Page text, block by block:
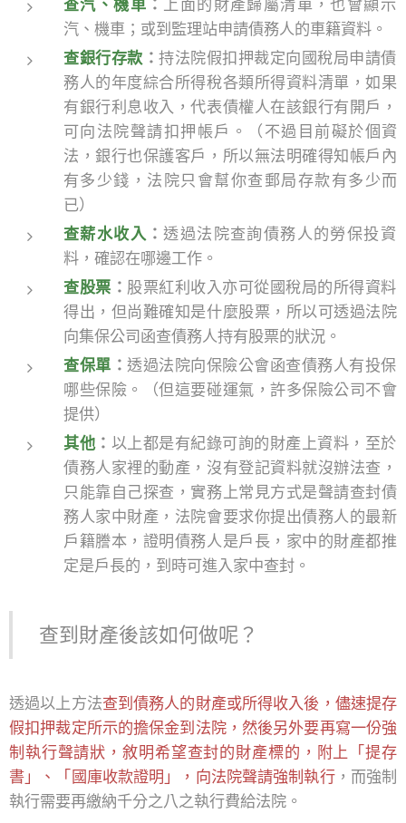
查汽、機車 ： 上面的財產歸屬清單，也會顯示
汽、機車；或到監理站申請債務人的車籍資料。
查銀行存款 ：持法院假扣押裁定向國稅局申請債
務人的年度綜合所得稅各類所得資料清單，如果
有銀行利息收入，代表債權人在該銀行有開戶，
可向法院聲請扣押帳戶。（不過目前礙於個資
法，銀行也保護客戶，所以無法明確得知帳戶內
有多少錢，法院只會幫你查郵局存款有多少而
已）
查薪水收入 ：透過法院查詢債務人的勞保投資
料，確認在哪邊工作。
查股票 ： 股票紅利收入亦可從國稅局的所得資料
得出，但尚難確知是什麼股票，所以可透過法院
向集保公司函查債務人持有股票的狀況。
查保單 ：透過法院向保險公會函查債務人有投保
哪些保險。（但這要碰運氣，許多保險公司不會
提供）
其他： 以上都是有紀錄可詢的財產上資料，至於
債務人家裡的動產，沒有登記資料就沒辦法查，
只能靠自己探查，實務上常見方式是聲請查封債
務人家中財產，法院會要求你提出債務人的最新
戶籍謄本，證明債務人是戶長，家中的財產都推
定是戶長的，到時可進入家中查封。
查到財產後該如何做呢？
透過以上方法查到債務人的財產或所得收入後，儘速提存
假扣押裁定所示的擔保金到法院，然後另外要再寫一份強
制執行聲請狀，敘明希望查封的財產標的，附上「提存
書」、「國庫收款證明」，向法院聲請強制執行，而強制
執行需要再繳納千分之八之執行費給法院。